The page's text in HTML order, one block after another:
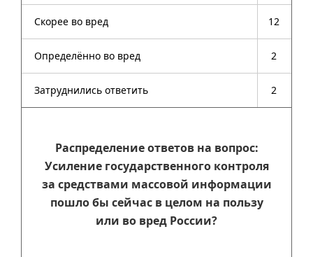
Скорее во вред 12
Определённо во вред 2
Затруднились ответить 2
Распределение ответов на вопрос:
Усиление государственного контроля
за средствами массовой информации
пошло бы сейчас в целом на пользу
или во вред России?